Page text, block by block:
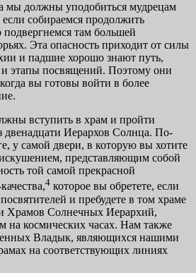
мы должны уподобиться му­дрецам
собираемся продол­жить
подвергнемся там большей
Эта опасность приходит от силы
и падшие хорошо знают путь,
этапы посвящений. Поэто­му они
вы готовы войти в более
вступить в храм и пройти
двенадцати Иерархов Солнца. По­
у самой двери, в которую вы хо­тите
представляющим собой
той самой прекрасной
4 которое вы обретете, если
и пребудете в том храме
Храмов Солнечных Иерархий,
на космических часах. Нам также
Владык, являю­щихся нашими
на соответ­ствующих линиях